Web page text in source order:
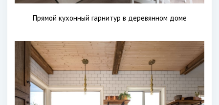
Прямой кухонный гарнитур в деревянном доме